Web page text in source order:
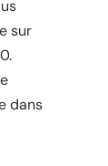
sur
dans